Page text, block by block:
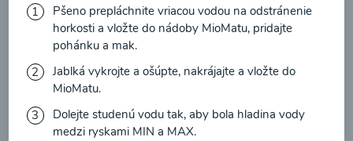
Načítať ďalšie
Pšeno prepláchnite vriacou vodou na odstránenie
horkosti a vložte do nádoby MioMatu, pridajte
pohánku a mak.
Jablká vykrojte a ošúpte, nakrájajte a vložte do
MioMatu.
Dolejte studenú vodu tak, aby bola hladina vody
medzi ryskami MIN a MAX.